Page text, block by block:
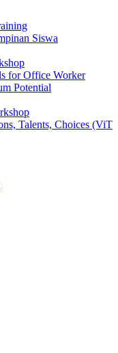
Siswa
for Office Worker
Potential
Talents, Choices (ViT